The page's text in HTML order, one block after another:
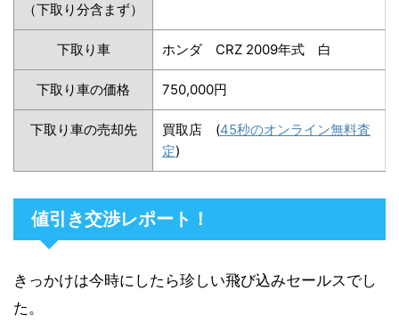
（下取り分含まず）
下取り車 ホンダ CRZ 2009年式 白
下取り車の価格 750,000円
下取り車の売却先 買取店 (45秒のオンライン無料査
定)
値引き交渉レポート！
きっかけは今時にしたら珍しい飛び込みセールスでし
た。